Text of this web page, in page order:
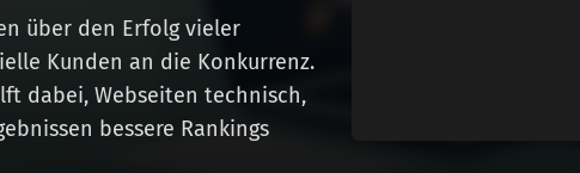
über den Erfolg vieler
Kunden an die Konkurrenz.
dabei, Webseiten technisch,
bessere Rankings